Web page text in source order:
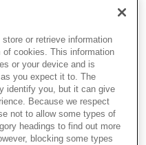
Roll)
מדפסת
44 אינץ'
גלילי נייר בו-
ביצועים, איכות
לחסכון בזמן
or retrieve information
of cookies. This information
or your device and is
you expect it to. The
identify you, but it can give
Because we respect
not to allow some types of
headings to find out more
blocking some types